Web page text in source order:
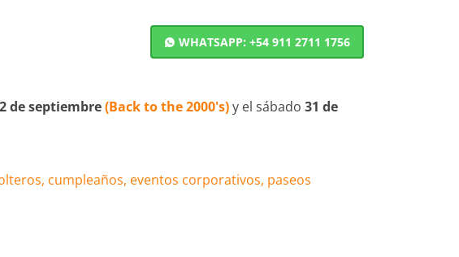
WHATSAPP: +54 911 2711 1756
de septiembre(Back to the 2000's)y el sábado 31 de